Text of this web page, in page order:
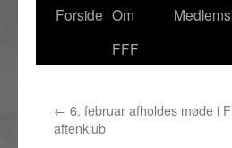
Forside Om
FFF
← 6. februar afholdes møde i
aftenklub